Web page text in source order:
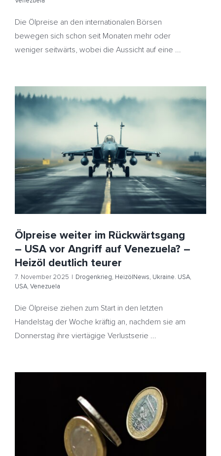
Die Ölpreise an den internationalen Börsen
bewegen sich schon seit Monaten mehr oder
weniger seitwärts, wobei die Aussicht auf eine ...
Ölpreise weiter im Rückwärtsgang – USA vor Angriff
auf Venezuela? – Heizöl deutlich teurer
Drogenkrieg HeizölNews Ukraine. USA USA
Venezuela
Ölpreise weiter im Rückwärtsgang
– USA vor Angriff auf Venezuela? –
Heizöl deutlich teurer
7. November 2025 | Drogenkrieg, HeizölNews, Ukraine. USA,
USA, Venezuela
Die Ölpreise ziehen zum Start in den letzten
Handelstag der Woche kräftig an, nachdem sie am
Donnerstag ihre viertägige Verlustserie ...